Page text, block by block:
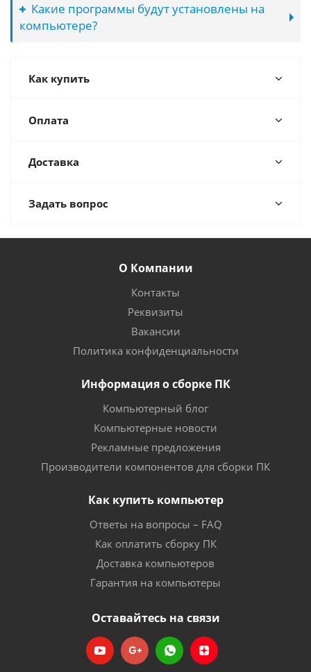
Какие программы будут установлены на
компьютере?
Как купить
Оплата
Доставка
Задать вопрос
О Компании
Контакты
Реквизиты
Вакансии
Политика конфиденциальности
Информация о сборке ПК
Компьютерный блог
Компьютерные новости
Рекламные предложения
Производители компонентов для сборки ПК
Как купить компьютер
Ответы на вопросы – FAQ
Как оплатить сборку ПК
Доставка компьютеров
Гарантия на компьютеры
Оставайтесь на связи